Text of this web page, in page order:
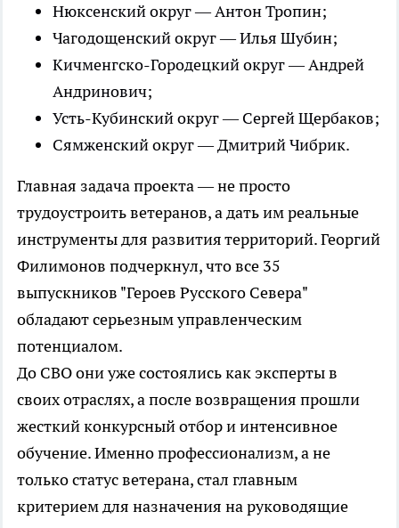
Нюксенский округ — Антон Тропин;
Чагодощенский округ — Илья Шубин;
Кичменгско-Городецкий округ — Андрей
Андринович;
Усть-Кубинский округ — Сергей Щербаков;
Сямженский округ — Дмитрий Чибрик.
Главная задача проекта — не просто
трудоустроить ветеранов, а дать им реальные
инструменты для развития территорий. Георгий
Филимонов подчеркнул, что все 35
выпускников "Героев Русского Севера"
обладают серьезным управленческим
потенциалом.
До СВО они уже состоялись как эксперты в
своих отраслях, а после возвращения прошли
жесткий конкурсный отбор и интенсивное
обучение. Именно профессионализм, а не
только статус ветерана, стал главным
критерием для назначения на руководящие